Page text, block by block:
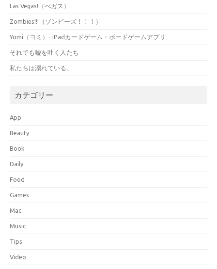
Las Vegas!（べガス）
Zombies!!!（ゾンビーズ！！！）
Yomi（ヨミ）- iPadカードゲーム・ボードゲームアプリ
それでも嘘を吐く人たち
私たちは溺れている。
カテゴリー
App
Beauty
Book
Daily
Food
Games
Mac
Music
Tips
Video